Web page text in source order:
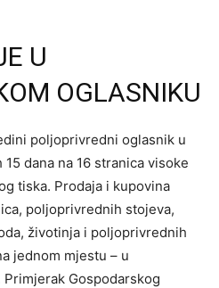
U
OGLASNIKU
poljoprivredni oglasnik u
dana na 16 stranica visoke
tiska. Prodaja i kupovina
poljoprivrednih stojeva,
životinja i poljoprivrednih
jednom mjestu – u
Gospodarskog